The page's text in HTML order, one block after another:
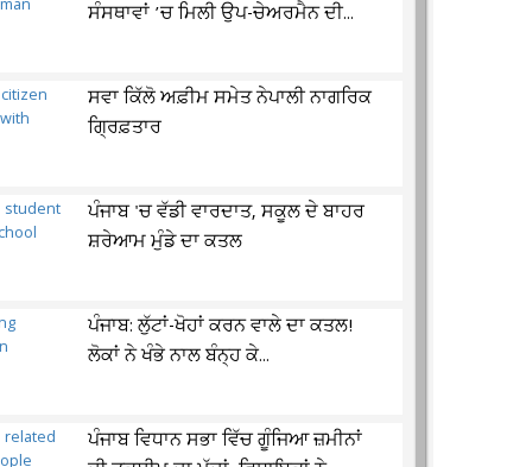
ਸੰਸਥਾਵਾਂ ’ਚ ਮਿਲੀ ਉਪ-ਚੇਅਰਮੈਨ ਦੀ...
ਸਵਾ ਕਿੱਲੋ ਅਫ਼ੀਮ ਸਮੇਤ ਨੇਪਾਲੀ ਨਾਗਰਿਕ
ਗ੍ਰਿਫ਼ਤਾਰ
ਪੰਜਾਬ 'ਚ ਵੱਡੀ ਵਾਰਦਾਤ, ਸਕੂਲ ਦੇ ਬਾਹਰ
ਸ਼ਰੇਆਮ ਮੁੰਡੇ ਦਾ ਕਤਲ
ਪੰਜਾਬ: ਲੁੱਟਾਂ-ਖੋਹਾਂ ਕਰਨ ਵਾਲੇ ਦਾ ਕਤਲ!
ਲੋਕਾਂ ਨੇ ਖੰਭੇ ਨਾਲ ਬੰਨ੍ਹ ਕੇ...
ਪੰਜਾਬ ਵਿਧਾਨ ਸਭਾ ਵਿੱਚ ਗੂੰਜਿਆ ਜ਼ਮੀਨਾਂ